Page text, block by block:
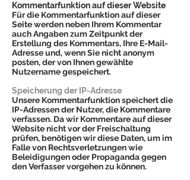
Kommentarfunktion auf dieser Website
Für die Kommentarfunktion auf dieser
Seite werden neben Ihrem Kommentar
auch Angaben zum Zeitpunkt der
Erstellung des Kommentars, Ihre E-Mail-
Adresse und, wenn Sie nicht anonym
posten, der von Ihnen gewählte
Nutzername gespeichert.
Speicherung der IP-Adresse
Unsere Kommentarfunktion speichert die
IP-Adressen der Nutzer, die Kommentare
verfassen. Da wir Kommentare auf dieser
Website nicht vor der Freischaltung
prüfen, benötigen wir diese Daten, um im
Falle von Rechtsverletzungen wie
Beleidigungen oder Propaganda gegen
den Verfasser vorgehen zu können.